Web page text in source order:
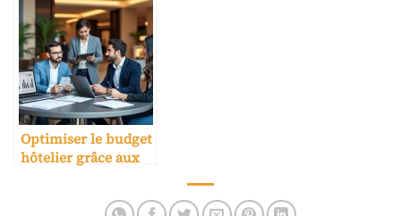
Optimiser le budget
hôtelier grâce aux